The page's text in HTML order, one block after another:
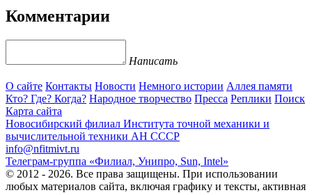
Комментарии
Написать
О сайте Контакты Новости Немного истории Аллея памяти
Кто? Где? Когда? Народное творчество Пресса Реплики Поиск
Карта сайта
Новосибирский филиал Института точной механики и
вычислительной техники АН СССР
info@nfitmivt.ru
Телеграм-группа «Филиал, Унипро, Sun, Intel»
© 2012 - 2026. Все права защищены. При использовании
любых материалов сайта, включая графику и тексты, активная